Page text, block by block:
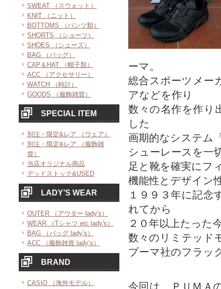
SWEAT （スウェット）
KNIT （ニット）
BOTTOMS （パンツ類）
SHORTS （ショーツ）
SHOES （シューズ）
BAG （バッグ）
CAP＆HAT （帽子類）
ACC （アクセサリー）
WATCH （時計）
GOODS （服飾雑貨）
SPECIAL ITEM
別注・限定&レア （ウェア）
別注・限定&レア （服飾雑
貨）
当店オリジナル商品
デッドストック&USED
LADY’S WEAR
OUTER （アウター lady's）
WEAR （Tシャツ etc lady's）
BAG （バッグ lady’s）
ACC （服飾雑貨 lady’s）
BRAND
CASIO （海外モデル）
ーマ。
総合スポーツメー
アなどを作り
数々の名作を作り
した
画期的なシステム
シューレースを一
足と靴を確実にフ
機能性とデザイン
１９９３年に記念
れてから
２０年以上たった
数々のリミテッド
プーマ社のフラッ
今回は、ＰＵＭＡ